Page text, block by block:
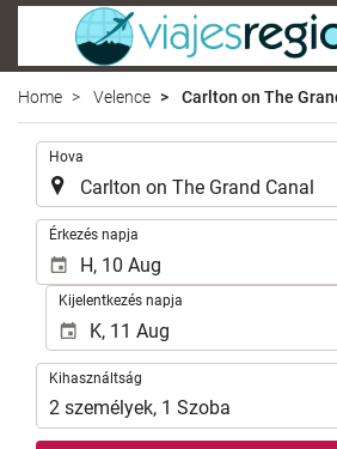
Home Velence Carlton on The
Hova
Érkezés napja
Kijelentkezés napja
Kihasználtság
Kihasználtság
2 személyek, 1 Szoba